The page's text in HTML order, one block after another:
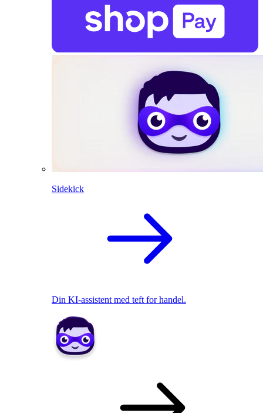
Sidekick
Din KI-assistent med teft for handel.